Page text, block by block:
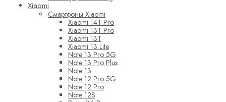
Xiaomi
Смартфоны Xiaomi
Xiaomi 14T Pro
Xiaomi 13T Pro
Xiaomi 13T
Xiaomi 13 Lite
Note 13 Pro 5G
Note 13 Pro Plus
Note 13
Note 12 Pro 5G
Note 12 Pro
Note 12S